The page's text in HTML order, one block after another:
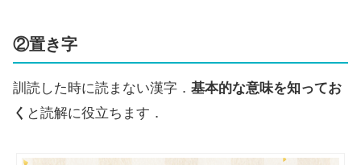
②置き字
訓読した時に読まない漢字． 基本的な意味を知ってお
く と読解に役立ちます．